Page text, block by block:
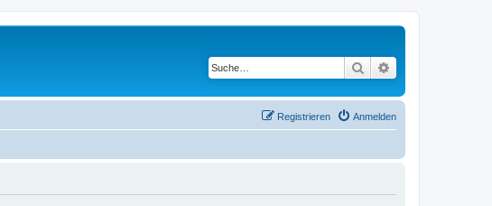
Suche
Anmelden
Registrieren